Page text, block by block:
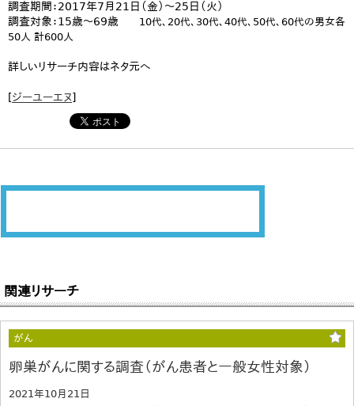
調査期間：2017年7月21日（金）～25日（火）
調査対象：15歳～69歳 10代、20代、30代、40代、50代、60代の男女各
50人 計600人
詳しいリサーチ内容はネタ元へ
[ジーユーエヌ]
関連リサーチ
がん
卵巣がんに関する調査（がん患者と一般女性対象）
2021年10月21日